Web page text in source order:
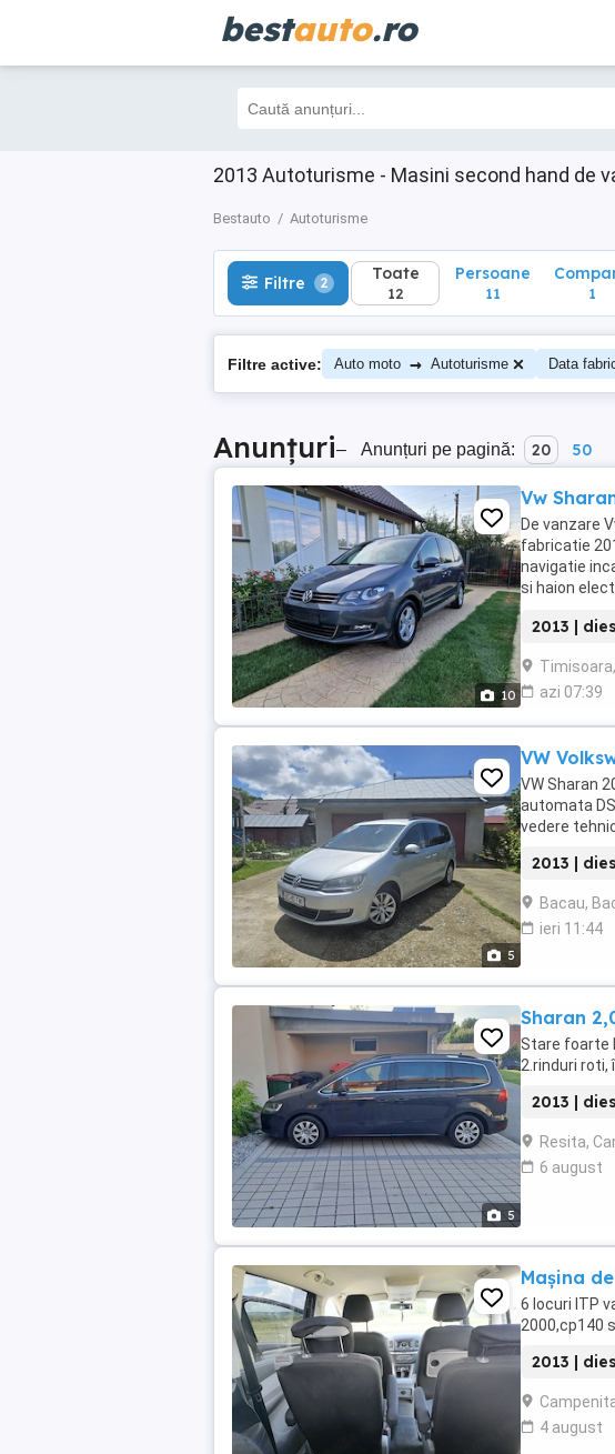
bestauto.ro
2013 Autoturisme - Masini second hand de
Bestauto Autoturisme
Filtre 2 Toate
12
Filtre 2 Toate
12
Persoane
11 1
Filtre active: Auto moto → Autoturisme Data
Anunțuri– Anunțuri pe pagină: 20 50
10
Vw
De vanzare
fabricatie
navigatie
si haion
2013 |
azi 07:39
5
VW
VW Sharan
automata
vedere
2013 |
Bacau,
ieri 11:44
5
Sharan
Stare foarte
2.rinduri roti,
2013 |
Resita,
6 august
Mașina
6 locuri ITP
2000,cp140
2013 |
4 august